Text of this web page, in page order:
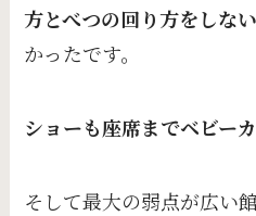
方とべつの回り方をしな
かったです。
ショーも座席までベビー
そして最大の弱点が広い館